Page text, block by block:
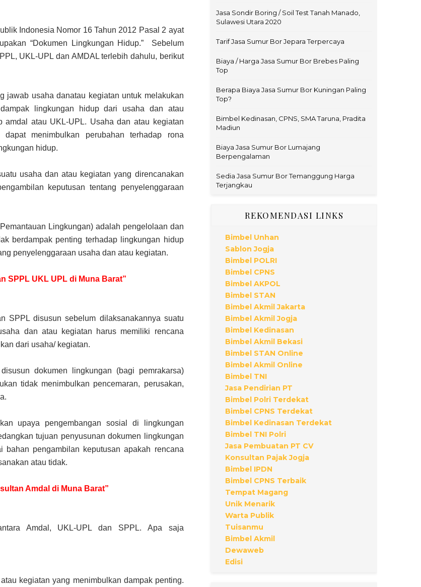
Indonesia Nomor 16 Tahun 2012 Pasal 2 ayat
“Dokumen Lingkungan Hidup.” Sebelum
UKL-UPL dan AMDAL terlebih dahulu, berikut
jawab usaha danatau kegiatan untuk melakukan
lingkungan hidup dari usaha dan atau
atau UKL-UPL. Usaha dan atau kegiatan
menimbulkan perubahan terhadap rona
hidup.
usaha dan atau kegiatan yang direncanakan
keputusan tentang penyelenggaraan
Lingkungan) adalah pengelolaan dan
berdampak penting terhadap lingkungan hidup
penyelenggaraan usaha dan atau kegiatan.
SPPL UKL UPL di Muna Barat”
SPPL disusun sebelum dilaksanakannya suatu
dan atau kegiatan harus memiliki rencana
dari usaha/ kegiatan.
dokumen lingkungan (bagi pemrakarsa)
tidak menimbulkan pencemaran, perusakan,
upaya pengembangan sosial di lingkungan
tujuan penyusunan dokumen lingkungan
bahan pengambilan keputusan apakah rencana
atau tidak.
Amdal di Muna Barat”
Amdal, UKL-UPL dan SPPL. Apa saja
kegiatan yang menimbulkan dampak penting.
Jasa Sondir Boring / Soil Test Tanah Manado,
Sulawesi Utara 2020
Tarif Jasa Sumur Bor Jepara Terpercaya
Biaya / Harga Jasa Sumur Bor Brebes Paling
Top
Berapa Biaya Jasa Sumur Bor Kuningan Paling
Top?
Bimbel Kedinasan, CPNS, SMA Taruna, Pradita
Madiun
Biaya Jasa Sumur Bor Lumajang
Berpengalaman
Sedia Jasa Sumur Bor Temanggung Harga
Terjangkau
REKOMENDASI LINKS
Bimbel Unhan
Sablon Jogja
Bimbel POLRI
Bimbel CPNS
Bimbel AKPOL
Bimbel STAN
Bimbel Akmil Jakarta
Bimbel Akmil Jogja
Bimbel Kedinasan
Bimbel Akmil Bekasi
Bimbel STAN Online
Bimbel Akmil Online
Bimbel TNI
Jasa Pendirian PT
Bimbel Polri Terdekat
Bimbel CPNS Terdekat
Bimbel Kedinasan Terdekat
Bimbel TNI Polri
Jasa Pembuatan PT CV
Konsultan Pajak Jogja
Bimbel IPDN
Bimbel CPNS Terbaik
Tempat Magang
Unik Menarik
Warta Publik
Tuisanmu
Bimbel Akmil
Dewaweb
Edisi